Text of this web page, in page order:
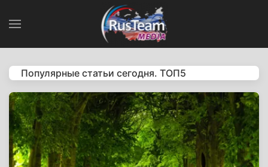
Популярные статьи сегодня. ТОП5